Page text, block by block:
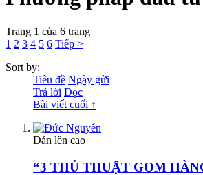
Trang 1 của 6 trang
1 2 3 4 5 6 Tiếp >
Sort by:
Tiêu đề Ngày gửi
Trả lời Đọc
Bài viết cuối ↑
Dán lên cao
“3 THỦ THUẬT GOM